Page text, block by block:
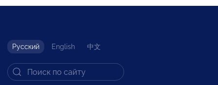
Русский English 中文